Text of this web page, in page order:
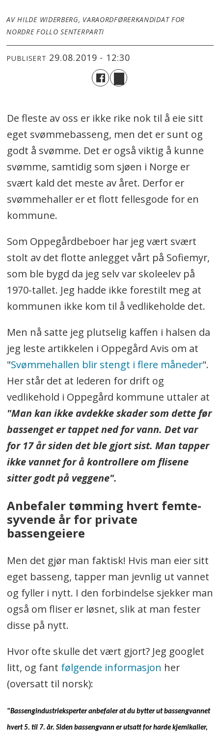
AV HILDE WIDERBERG, VARAORDFØRERKANDIDAT FOR
NORDRE FOLLO SENTERPARTI
PUBLISERT 29.08.2019 - 12:30
De fleste av oss er ikke rike nok til å eie sitt
eget svømmebasseng, men det er sunt og
godt å svømme. Det er også viktig å kunne
svømme, samtidig som sjøen i Norge er
svært kald det meste av året. Derfor er
svømmehaller er et flott fellesgode for en
kommune.
Som Oppegårdbeboer har jeg vært svært
stolt av det flotte anlegget vårt på Sofiemyr,
som ble bygd da jeg selv var skoleelev på
1970-tallet. Jeg hadde ikke forestilt meg at
kommunen ikke kom til å vedlikeholde det.
Men nå satte jeg plutselig kaffen i halsen da
jeg leste artikkelen i Oppegård Avis om at
"Svømmehallen blir stengt i flere måneder".
Her står det at lederen for drift og
vedlikehold i Oppegård kommune uttaler at
"Man kan ikke avdekke skader som dette før
bassenget er tappet ned for vann. Det var
for 17 år siden det ble gjort sist. Man tapper
ikke vannet for å kontrollere om flisene
sitter godt på veggene".
Anbefaler tømming hvert femte-
syvende år for private
bassengeiere
Men det gjør man faktisk! Hvis man eier sitt
eget basseng, tapper man jevnlig ut vannet
og fyller i nytt. I den forbindelse sjekker man
også om fliser er løsnet, slik at man fester
disse på nytt.
Hvor ofte skulle det vært gjort? Jeg googlet
litt, og fant følgende informasjon her
(oversatt til norsk):
"Bassengindustrieksperter anbefaler at du bytter ut bassengvannet
hvert 5. til 7. år. Siden bassengvann er utsatt for harde kjemikalier,